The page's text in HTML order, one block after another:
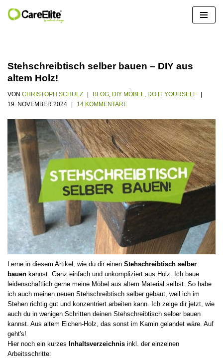
Stehschreibtisch selber bauen – DIY aus
altem Holz!
VON CHRISTOPH SCHULZ BLOG DIY MÖBEL
DO IT YOURSELF
19. NOVEMBER 2024
14 KOMMENTARE
Lerne in diesem Artikel, wie du dir einen Stehschreibtisch selber
bauen kannst. Ganz einfach und unkompliziert aus Holz. Ich baue
leidenschaftlich gerne meine Möbel aus altem Material selbst. So habe
ich auch meinen neuen Stehschreibtisch selber gebaut, weil ich im
Stehen richtig gut und konzentriert arbeiten kann. Ich zeige dir jetzt, wie
auch du in wenigen Schritten deinen Stehschreibtisch selber bauen
kannst. Aus altem Eichen-Holz, das sonst im Kamin gelandet wäre. Auf
geht's!
Hier noch ein kurzes Inhaltsverzeichnis inkl. der einzelnen
Arbeitsschritte: